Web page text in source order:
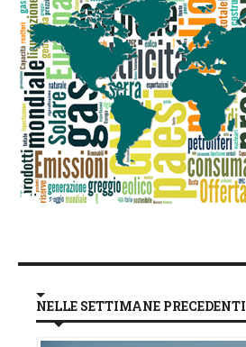
NELLE SETTIMANE PRECEDENTI